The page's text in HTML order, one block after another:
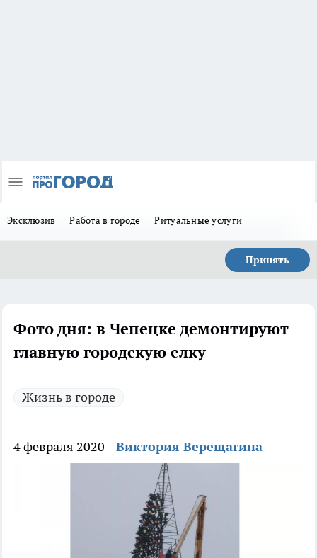
Эксклюзив Работа в городе Ритуальные услуги
Принять
Фото дня: в Чепецке демонтируют
главную городскую елку
Жизнь в городе
4 февраля 2020 Виктория Верещагина